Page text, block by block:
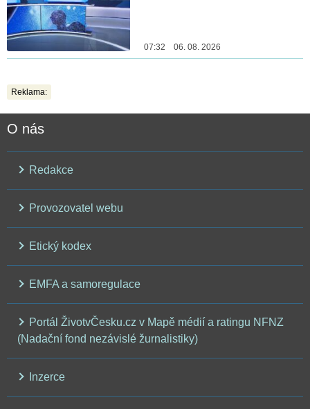
07:32 06. 08. 2026
Reklama:
O nás
Redakce
Provozovatel webu
Etický kodex
EMFA a samoregulace
Portál ŽivotvČesku.cz v Mapě médií a ratingu NFNZ
(Nadační fond nezávislé žurnalistiky)
Inzerce